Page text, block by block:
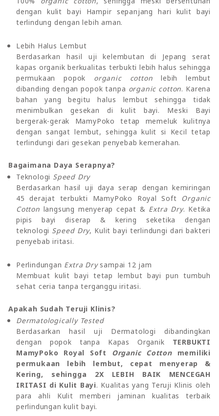
dengan kulit bayi Hampir sepanjang hari kulit bayi
terlindung dengan lebih aman.
Lebih Halus Lembut
Berdasarkan hasil uji kelembutan di Jepang serat
kapas organik berkualitas terbukti lebih halus sehingga
permukaan popok organic cotton lebih lembut
dibanding dengan popok tanpa organic cotton. Karena
bahan yang begitu halus lembut sehingga tidak
menimbulkan gesekan di kulit bayi. Meski Bayi
bergerak-gerak MamyPoko tetap memeluk kulitnya
dengan sangat lembut, sehingga kulit si Kecil tetap
terlindungi dari gesekan penyebab kemerahan.
Bagaimana Daya Serapnya?
Teknologi Speed Dry
Berdasarkan hasil uji daya serap dengan kemiringan
45 derajat terbukti MamyPoko Royal Soft Organic
Cotton langsung menyerap cepat & Extra Dry. Ketika
pipis bayi diserap & kering seketika dengan
teknologi Speed Dry, Kulit bayi terlindungi dari bakteri
penyebab iritasi.
Perlindungan Extra Drysampai 12 jam
Membuat kulit bayi tetap lembut bayi pun tumbuh
sehat ceria tanpa terganggu iritasi.
Apakah Sudah Teruji Klinis?
Dermatologically Tested
Berdasarkan hasil uji Dermatologi dibandingkan
dengan popok tanpa Kapas Organik TERBUKTI
MamyPoko Royal Soft Organic Cottonmemiliki
permukaan lebih lembut, cepat menyerap &
Kering, sehingga 2X LEBIH BAIK MENCEGAH
IRITASI di Kulit Bayi. Kualitas yang Teruji Klinis oleh
para ahli Kulit memberi jaminan kualitas terbaik
perlindungan kulit bayi.